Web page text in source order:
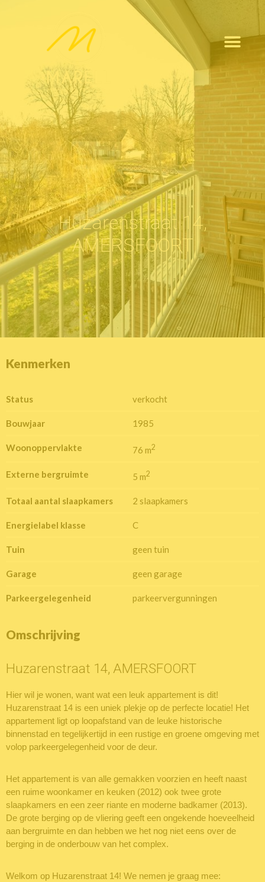
Huzarenstraat 14,
AMERSFOORT
Kenmerken
Status verkocht
Bouwjaar 1985
Woonoppervlakte 76 m2
Externe bergruimte 5 m2
Totaal aantal slaapkamers 2 slaapkamers
Energielabel klasse C
Tuin geen tuin
Garage geen garage
Parkeergelegenheid parkeervergunningen
Omschrijving
Huzarenstraat 14, AMERSFOORT
Hier wil je wonen, want wat een leuk appartement is dit!
Huzarenstraat 14 is een uniek plekje op de perfecte locatie! Het
appartement ligt op loopafstand van de leuke historische
binnenstad en tegelijkertijd in een rustige en groene omgeving met
volop parkeergelegenheid voor de deur.
Het appartement is van alle gemakken voorzien en heeft naast
een ruime woonkamer en keuken (2012) ook twee grote
slaapkamers en een zeer riante en moderne badkamer (2013).
De grote berging op de vliering geeft een ongekende hoeveelheid
aan bergruimte en dan hebben we het nog niet eens over de
berging in de onderbouw van het complex.
Welkom op Huzarenstraat 14! We nemen je graag mee: